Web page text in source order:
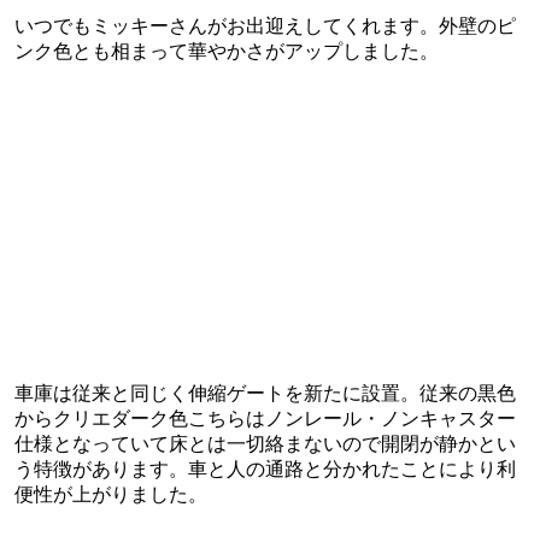
いつでもミッキーさんがお出迎えしてくれます。外壁のピ
ンク色とも相まって華やかさがアップしました。
車庫は従来と同じく伸縮ゲートを新たに設置。従来の黒色
からクリエダーク色こちらはノンレール・ノンキャスター
仕様となっていて床とは一切絡まないので開閉が静かとい
う特徴があります。車と人の通路と分かれたことにより利
便性が上がりました。